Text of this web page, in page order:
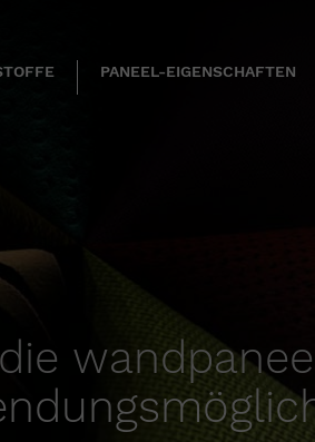
PANEEL-EIGENSCHAFTEN